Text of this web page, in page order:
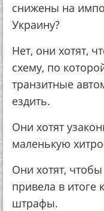
снижены на
Украину?
Нет, они хотят,
схему, по
транзитные
ездить.
Они хотят
маленькую
Они хотят,
привела в итоге
штрафы.